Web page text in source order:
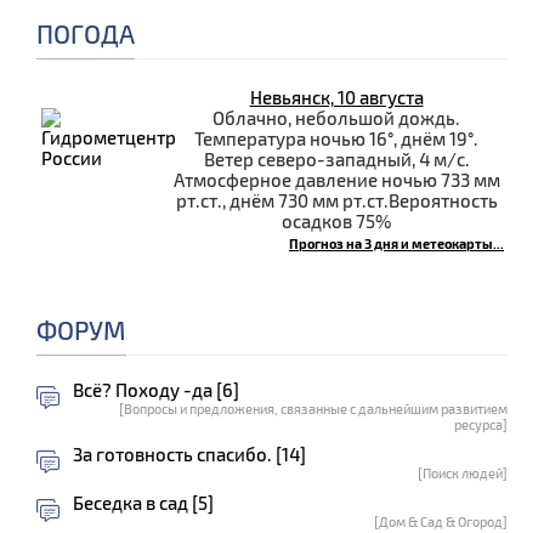
ПОГОДА
Невьянск, 10 августа
Облачно, небольшой дождь.
Температура ночью 16°, днём 19°.
Ветер северо-западный, 4 м/с.
Атмосферное давление ночью 733 мм
рт.ст., днём 730 мм рт.ст.Вероятность
осадков 75%
Прогноз на 3 дня и метеокарты...
ФОРУМ
Всё? Походу -да [6]
[Вопросы и предложения, связанные с дальнейшим развитием
ресурса]
За готовность спасибо. [14]
[Поиск людей]
Беседка в сад [5]
[Дом & Сад & Огород]